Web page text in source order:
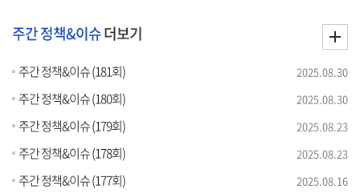
주간 정책&이슈더보기
주간 정책&이슈 (181회) 2025.08.30
주간 정책&이슈 (180회) 2025.08.30
주간 정책&이슈 (179회) 2025.08.23
주간 정책&이슈 (178회) 2025.08.23
주간 정책&이슈 (177회) 2025.08.16